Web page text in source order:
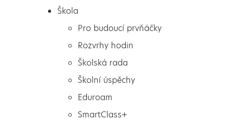
Škola
Pro budoucí prvňáčky
Rozvrhy hodin
Školská rada
Školní úspěchy
Eduroam
SmartClass+